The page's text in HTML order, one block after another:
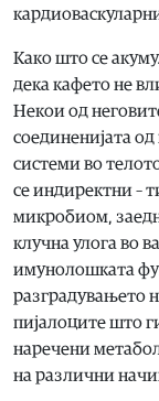
Како што се
дека кафето не
Некои од
соединенијата
системи во
се индиректни –
микробиом,
клучна улога во
имунолошката
разградувањето
пијалоците што
наречени
на различни